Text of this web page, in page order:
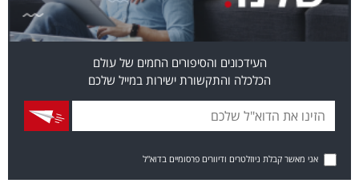
העידכונים והסיפורים החמים של עולם
הכלכלה והתקשורת ישירות במייל שלכם
אני מאשר קבלת ניוזלטרים ודיוורים פרסומיים בדוא"ל